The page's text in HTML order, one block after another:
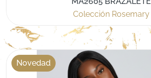
Colección Rosemary
Novedad